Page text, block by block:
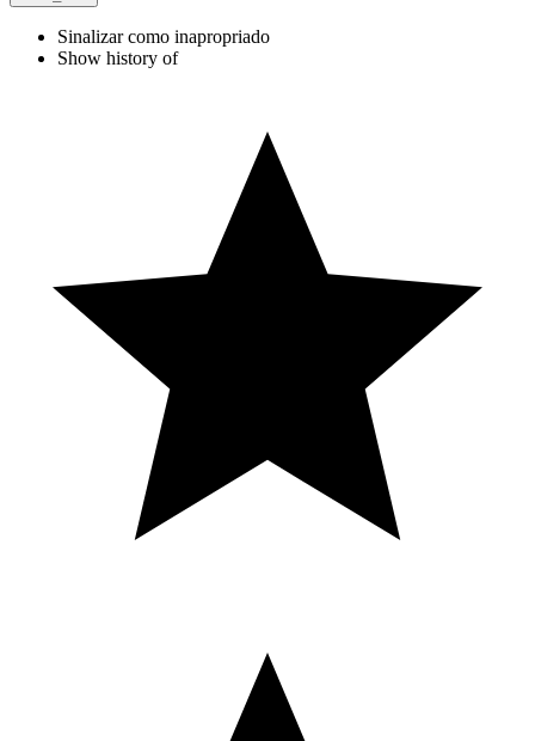
Sinalizar como inapropriado
Show history of